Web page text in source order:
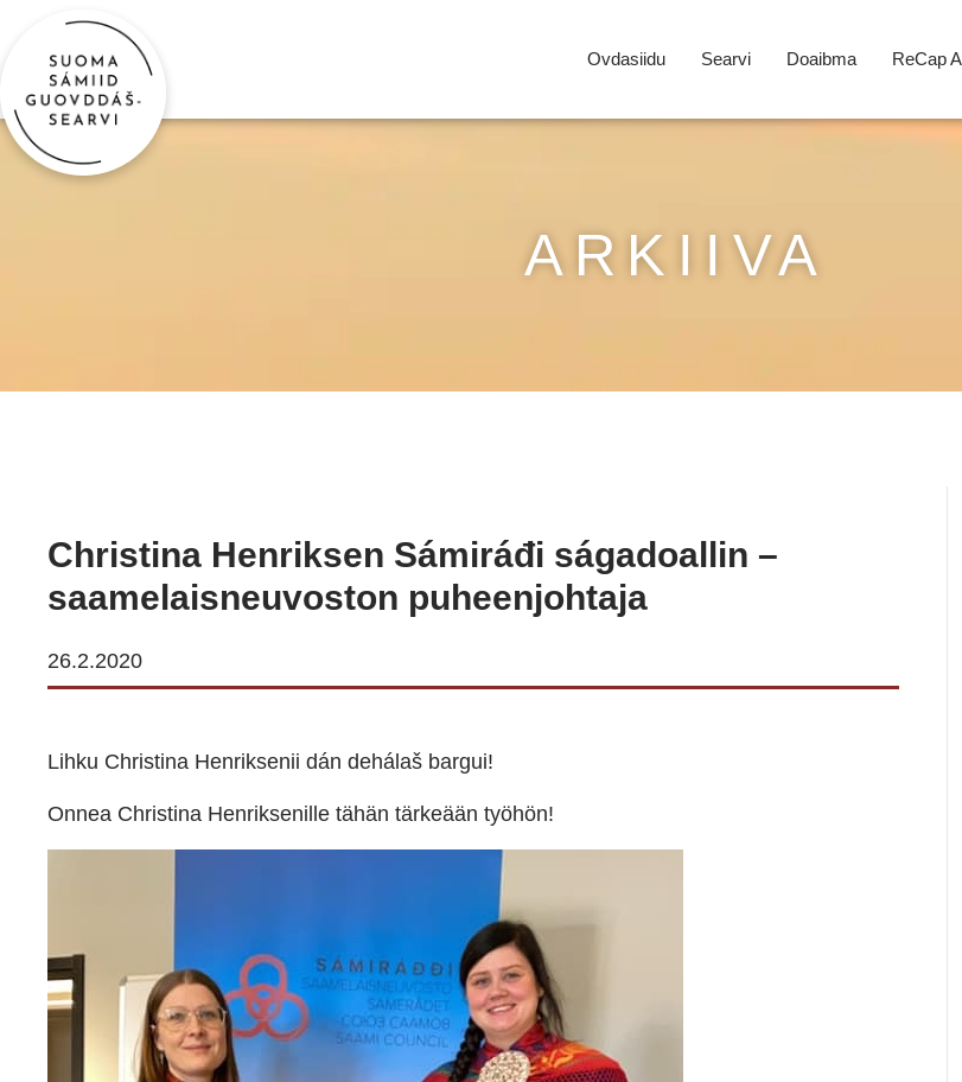
Ovdasiidu Searvi Doaibma ReCap
ARKIIVA
Christina Henriksen Sámiráđi ságadoallin –
saamelaisneuvoston puheenjohtaja
26.2.2020
Lihku Christina Henriksenii dán dehálaš bargui!
Onnea Christina Henriksenille tähän tärkeään työhön!